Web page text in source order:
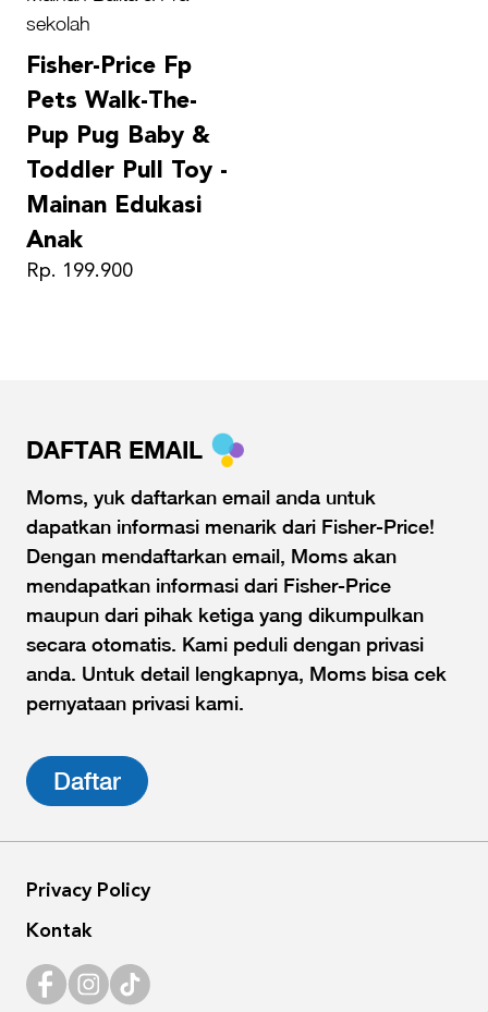
sekolah
Fisher-Price Fp
Pets Walk-The-
Pup Pug Baby &
Toddler Pull Toy -
Mainan Edukasi
Anak
Rp. 199.900
DAFTAR EMAIL
Moms, yuk daftarkan email anda untuk
dapatkan informasi menarik dari Fisher-Price!
Dengan mendaftarkan email, Moms akan
mendapatkan informasi dari Fisher-Price
maupun dari pihak ketiga yang dikumpulkan
secara otomatis. Kami peduli dengan privasi
anda. Untuk detail lengkapnya, Moms bisa cek
pernyataan privasi kami.
Daftar
Privacy Policy
Kontak